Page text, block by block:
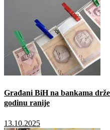
Građani BiH na bankama
godinu ranije
13.10.2025